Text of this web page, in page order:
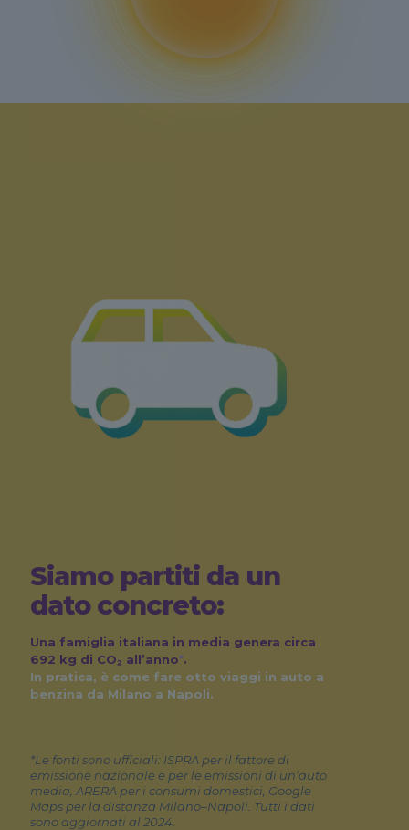
Siamo partiti da un
dato concreto:
Una famiglia italiana in media genera circa
692 kg di CO₂ all’anno*.
In pratica, è come fare otto viaggi in auto a
benzina da Milano a Napoli.
*Le fonti sono ufficiali: ISPRA per il fattore di
emissione nazionale e per le emissioni di un’auto
media, ARERA per i consumi domestici, Google
Maps per la distanza Milano–Napoli. Tutti i dati
sono aggiornati al 2024.